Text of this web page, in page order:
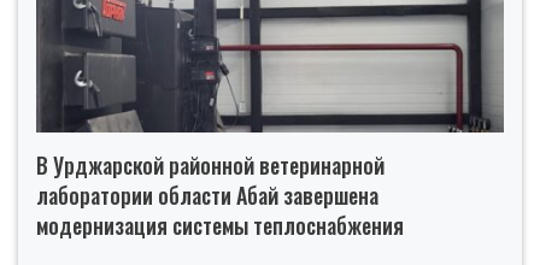
В Урджарской районной ветеринарной
лаборатории области Абай завершена
модернизация системы теплоснабжения